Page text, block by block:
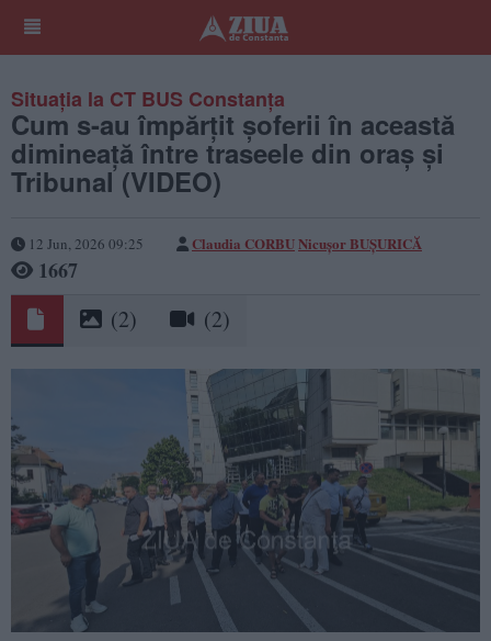
Situația la CT BUS Constanța
Cum s-au împărțit șoferii în această
dimineață între traseele din oraș și
Tribunal (VIDEO)
12 Jun, 2026 09:25 Claudia CORBUNicușor BUȘURICĂ
1667
(2) (2)